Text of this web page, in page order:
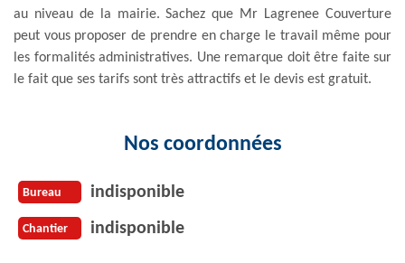
au niveau de la mairie. Sachez que Mr Lagrenee Couverture
peut vous proposer de prendre en charge le travail même pour
les formalités administratives. Une remarque doit être faite sur
le fait que ses tarifs sont très attractifs et le devis est gratuit.
Nos coordonnées
Bureau indisponible
Chantier indisponible